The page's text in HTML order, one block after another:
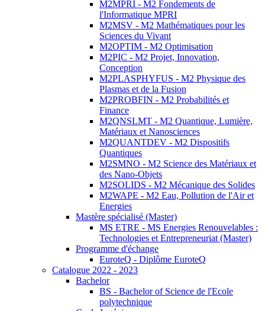
M2MPRI - M2 Fondements de
l'Informatique MPRI
M2MSV - M2 Mathématiques pour les
Sciences du Vivant
M2OPTIM - M2 Optimisation
M2PIC - M2 Projet, Innovation,
Conception
M2PLASPHYFUS - M2 Physique des
Plasmas et de la Fusion
M2PROBFIN - M2 Probabilités et
Finance
M2QNSLMT - M2 Quantique, Lumière,
Matériaux et Nanosciences
M2QUANTDEV - M2 Dispositifs
Quantiques
M2SMNO - M2 Science des Matériaux et
des Nano-Objets
M2SOLIDS - M2 Mécanique des Solides
M2WAPE - M2 Eau, Pollution de l'Air et
Energies
Mastère spécialisé (Master)
MS ETRE - MS Energies Renouvelables :
Technologies et Entrepreneuriat (Master)
Programme d'échange
EuroteQ - Diplôme EuroteQ
Catalogue 2022 - 2023
Bachelor
BS - Bachelor of Science de l'Ecole
polytechnique